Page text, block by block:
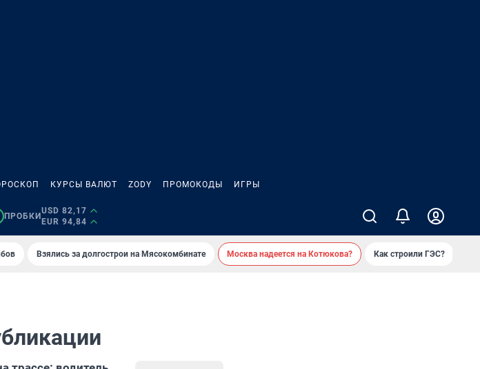
КУРСЫ ВАЛЮТ ZODY ПРОМОКОДЫ ИГРЫ
ПРОБКИ
USD 82,17
EUR 94,84
Взялись за долгострои на Мясокомбинате Москва надеется на Котюкова? Как строили ГЭС?